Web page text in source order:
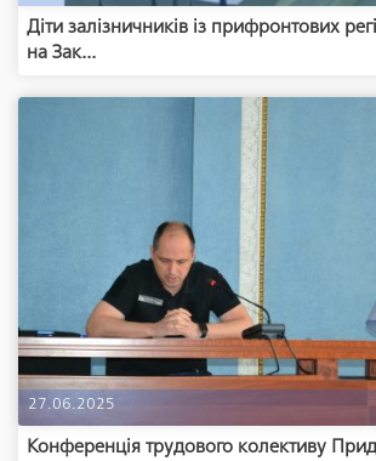
Діти залізничників із прифронтових
на Зак...
27.06.2025
Конференція трудового колективу